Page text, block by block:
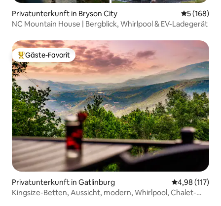
Privatunterkunft in Bryson City
5 (168)
NC Mountain House | Bergblick, Whirlpool & EV-Ladegerät
Beliebter Gäste-Favorit.
Gäste-Favorit
Privatunterkunft in Gatlinburg
4,98 (117)
Kingsize-Betten, Aussicht, modern, Whirlpool, Chalet-